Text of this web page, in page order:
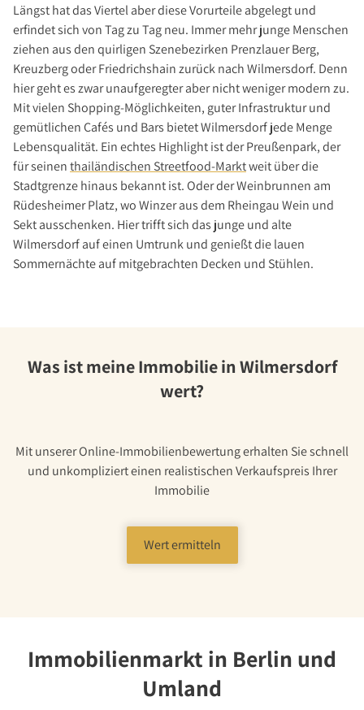
Immobilienangebote
Immobilienmarkt
Suchauftrag Wohnen
Services
Bauträger / Projektentwickler
Hausverwaltung
Nachlassservice
Blog
News
Podcast
Kontakt
Längst hat das Viertel aber diese Vorurteile abgelegt und
erfindet sich von Tag zu Tag neu. Immer mehr junge Menschen
ziehen aus den quirligen Szenebezirken Prenzlauer Berg,
Kreuzberg oder Friedrichshain zurück nach Wilmersdorf. Denn
hier geht es zwar unaufgeregter aber nicht weniger modern zu.
Mit vielen Shopping-Möglichkeiten, guter Infrastruktur und
gemütlichen Cafés und Bars bietet Wilmersdorf jede Menge
Lebensqualität. Ein echtes Highlight ist der Preußenpark, der
für seinenthailändischen Streetfood-Marktweit über die
Stadtgrenze hinaus bekannt ist. Oder der Weinbrunnen am
Rüdesheimer Platz, wo Winzer aus dem Rheingau Wein und
Sekt ausschenken. Hier trifft sich das junge und alte
Wilmersdorf auf einen Umtrunk und genießt die lauen
Sommernächte auf mitgebrachten Decken und Stühlen.
Was ist meine Immobilie in Wilmersdorf
wert?
Mit unserer Online-Immobilienbewertung erhalten Sie schnell
und unkompliziert einen realistischen Verkaufspreis Ihrer
Immobilie
Wert ermitteln
Immobilienmarkt in Berlin und
Umland